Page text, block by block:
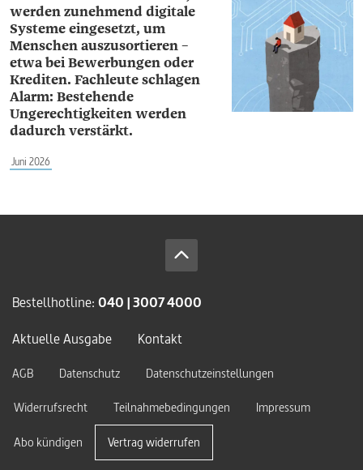
werden zunehmend digitale
Systeme eingesetzt, um
Menschen auszusortieren –
etwa bei Bewerbungen oder
Krediten. Fachleute schlagen
Alarm: Bestehende
Ungerechtigkeiten werden
dadurch verstärkt.
Juni 2026
Bestellhotline: 040 | 3007 4000
Aktuelle Ausgabe
Kontakt
AGB Datenschutz
Datenschutzeinstellungen
Widerrufsrecht
Teilnahmebedingungen Impressum
Abo kündigen Vertrag widerrufen